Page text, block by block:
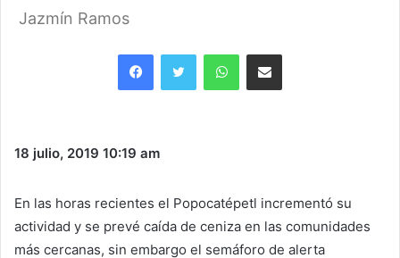
Jazmín Ramos
FacebookTwitter WhatsAppShare via Email
18 julio, 2019 10:19 am
En las horas recientes el Popocatépetl incrementó su
actividad y se prevé caída de ceniza en las comunidades
más cercanas, sin embargo el semáforo de alerta